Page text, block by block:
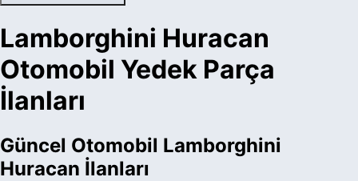
Lamborghini Huracan
Otomobil Yedek Parça
İlanları
Güncel Otomobil Lamborghini
Huracan İlanları